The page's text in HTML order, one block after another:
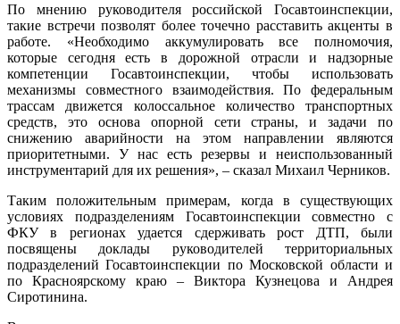
По мнению руководителя российской Госавтоинспекции,
такие встречи позволят более точечно расставить акценты в
работе. «Необходимо аккумулировать все полномочия,
которые сегодня есть в дорожной отрасли и надзорные
компетенции Госавтоинспекции, чтобы использовать
механизмы совместного взаимодействия. По федеральным
трассам движется колоссальное количество транспортных
средств, это основа опорной сети страны, и задачи по
снижению аварийности на этом направлении являются
приоритетными. У нас есть резервы и неиспользованный
инструментарий для их решения», – сказал Михаил Черников.
Таким положительным примерам, когда в существующих
условиях подразделениям Госавтоинспекции совместно с
ФКУ в регионах удается сдерживать рост ДТП, были
посвящены доклады руководителей территориальных
подразделений Госавтоинспекции по Московской области и
по Красноярскому краю – Виктора Кузнецова и Андрея
Сиротинина.